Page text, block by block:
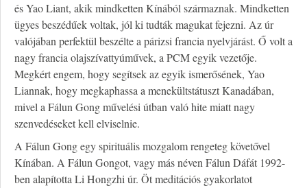
és Yao Liant, akik mindketten Kínából származnak. Mindketten
ügyes beszédűek voltak, jól ki tudták magukat fejezni. Az úr
valójában perfektül beszélte a párizsi francia nyelvjárást. Ő volt a
nagy francia olajszívattyúművek, a PCM egyik vezetője.
Megkért engem, hogy segítsek az egyik ismerősének, Yao
Liannak, hogy megkaphassa a menekültstátuszt Kanadában,
mivel a Fálun Gong művelési útban való hite miatt nagy
szenvedéseket kell elviselnie.
A Fálun Gong egy spirituális mozgalom rengeteg követővel
Kínában. A Fálun Gongot, vagy más néven Fálun Dáfát 1992-
ben alapította Li Hongzhi úr. Öt meditációs gyakorlatot